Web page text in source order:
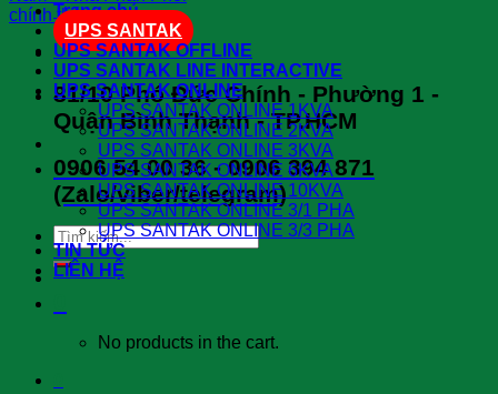
81/10 Phó Đức Chính - Phường 1 -
Quận Bình Thạnh - TP.HCM
0906 54 00 36 - 0906 394 871
(Zalo/viber/telegram)
Search
for:
No products in the cart.
Trang chủ
UPS SANTAK
UPS SANTAK OFFLINE
UPS SANTAK LINE INTERACTIVE
UPS SANTAK ONLINE
UPS SANTAK ONLINE 1KVA
UPS SANTAK ONLINE 2KVA
UPS SANTAK ONLINE 3KVA
UPS SANTAK ONLINE 6KVA
UPS SANTAK ONLINE 10KVA
UPS SANTAK ONLINE 3/1 PHA
UPS SANTAK ONLINE 3/3 PHA
TIN TỨC
LIÊN HỆ